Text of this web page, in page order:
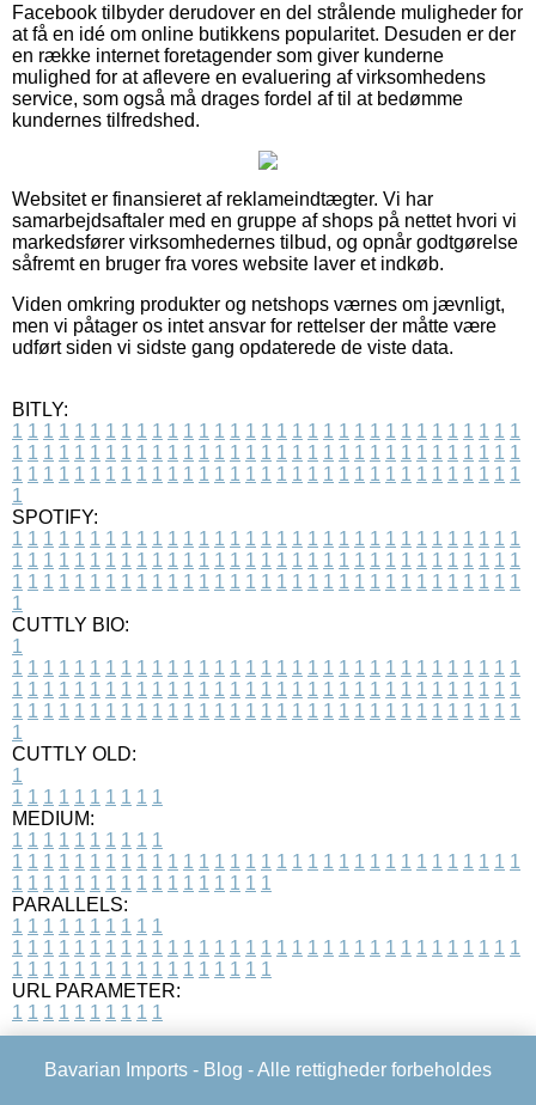
Facebook tilbyder derudover en del strålende muligheder for
at få en idé om online butikkens popularitet. Desuden er der
en række internet foretagender som giver kunderne
mulighed for at aflevere en evaluering af virksomhedens
service, som også må drages fordel af til at bedømme
kundernes tilfredshed.
Websitet er finansieret af reklameindtægter. Vi har
samarbejdsaftaler med en gruppe af shops på nettet hvori vi
markedsfører virksomhedernes tilbud, og opnår godtgørelse
såfremt en bruger fra vores website laver et indkøb.
Viden omkring produkter og netshops værnes om jævnligt,
men vi påtager os intet ansvar for rettelser der måtte være
udført siden vi sidste gang opdaterede de viste data.
BITLY:
1 1 1 1 1 1 1 1 1 1 1 1 1 1 1 1 1 1 1 1 1 1 1 1 1 1 1 1 1 1 1 1 1
1 1 1 1 1 1 1 1 1 1 1 1 1 1 1 1 1 1 1 1 1 1 1 1 1 1 1 1 1 1 1 1 1
1 1 1 1 1 1 1 1 1 1 1 1 1 1 1 1 1 1 1 1 1 1 1 1 1 1 1 1 1 1 1 1 1
1
SPOTIFY:
1 1 1 1 1 1 1 1 1 1 1 1 1 1 1 1 1 1 1 1 1 1 1 1 1 1 1 1 1 1 1 1 1
1 1 1 1 1 1 1 1 1 1 1 1 1 1 1 1 1 1 1 1 1 1 1 1 1 1 1 1 1 1 1 1 1
1 1 1 1 1 1 1 1 1 1 1 1 1 1 1 1 1 1 1 1 1 1 1 1 1 1 1 1 1 1 1 1 1
1
CUTTLY BIO:
1
1 1 1 1 1 1 1 1 1 1 1 1 1 1 1 1 1 1 1 1 1 1 1 1 1 1 1 1 1 1 1 1 1
1 1 1 1 1 1 1 1 1 1 1 1 1 1 1 1 1 1 1 1 1 1 1 1 1 1 1 1 1 1 1 1 1
1 1 1 1 1 1 1 1 1 1 1 1 1 1 1 1 1 1 1 1 1 1 1 1 1 1 1 1 1 1 1 1 1
1
CUTTLY OLD:
1
1 1 1 1 1 1 1 1 1 1
MEDIUM:
1 1 1 1 1 1 1 1 1 1
1 1 1 1 1 1 1 1 1 1 1 1 1 1 1 1 1 1 1 1 1 1 1 1 1 1 1 1 1 1 1 1 1
1 1 1 1 1 1 1 1 1 1 1 1 1 1 1 1 1
PARALLELS:
1 1 1 1 1 1 1 1 1 1
1 1 1 1 1 1 1 1 1 1 1 1 1 1 1 1 1 1 1 1 1 1 1 1 1 1 1 1 1 1 1 1 1
1 1 1 1 1 1 1 1 1 1 1 1 1 1 1 1 1
URL PARAMETER:
1 1 1 1 1 1 1 1 1 1
Bavarian Imports - Blog - Alle rettigheder forbeholdes